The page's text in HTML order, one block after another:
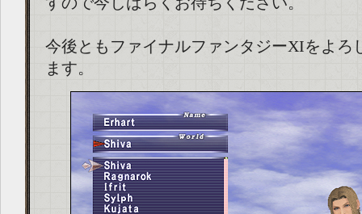
今後ともファイナルファンタジーXIをよろ
ます。